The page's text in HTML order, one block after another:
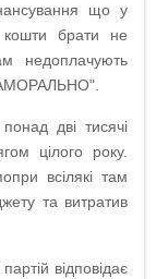
що у
брати не
недоплачують
АМОРАЛЬНО".
дві тисячі
цілого року.
всілякі там
та витратив
відповідає